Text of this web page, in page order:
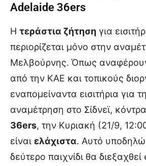
Adelaide 36ers
Η τεράστια ζήτηση για
περιορίζεται μόνο στην
Μελβούρνης. Όπως
από την ΚΑΕ και τοπικούς
εναπομείναντα εισιτήρια για
αναμέτρηση στο Σίδνεϊ,
36ers, την Κυριακή (21/9,
είναι ελάχιστα. Αυτό
δεύτερο παιχνίδι θα